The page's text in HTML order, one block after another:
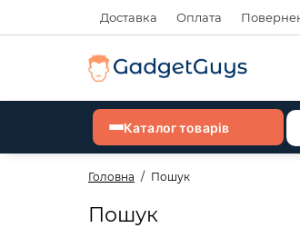
Доставка Оплата
Каталог товарів
Головна Пошук
Пошук